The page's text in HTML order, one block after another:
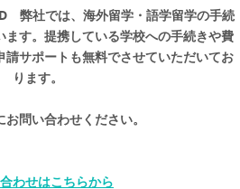
社では、海外留学・語学留学の手続
ます。提携している学校への手続きや費
請サポートも無料でさせていただいてお
ります。
問い合わせください。
わせはこちらから